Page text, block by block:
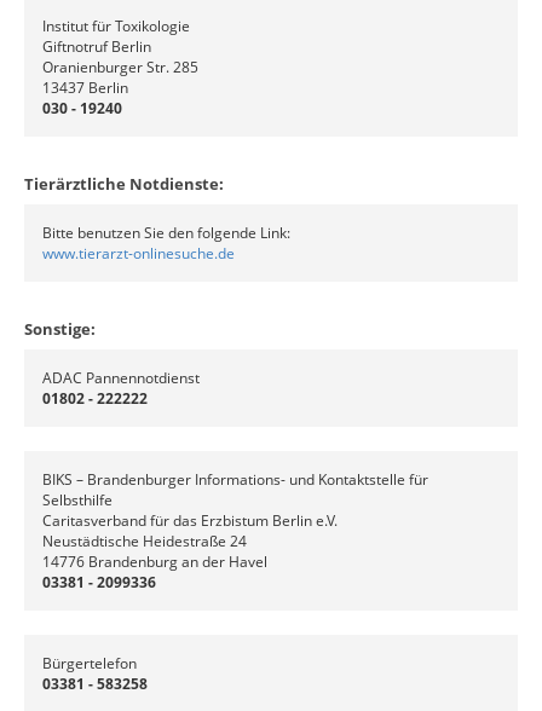
Institut für Toxikologie
Giftnotruf Berlin
Oranienburger Str. 285
13437 Berlin
030 - 19240
Tierärztliche Notdienste:
Bitte benutzen Sie den folgende Link:
www.tierarzt-onlinesuche.de
Sonstige:
ADAC Pannennotdienst
01802 - 222222
BIKS – Brandenburger Informations- und Kontaktstelle für
Selbsthilfe
Caritasverband für das Erzbistum Berlin e.V.
Neustädtische Heidestraße 24
14776 Brandenburg an der Havel
03381 - 2099336
Bürgertelefon
03381 - 583258